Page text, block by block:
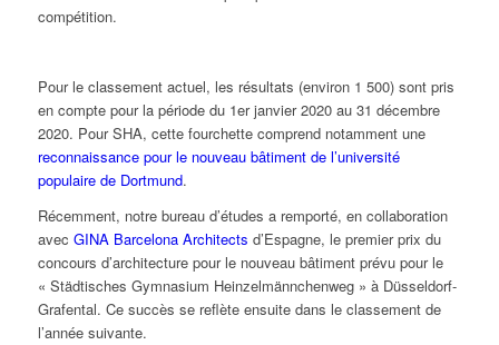
compétition.
Pour le classement actuel, les résultats (environ 1 500) sont pris
en compte pour la période du 1er janvier 2020 au 31 décembre
2020. Pour SHA, cette fourchette comprend notamment une
reconnaissance pour le nouveau bâtiment de l’université
populaire de Dortmund.
Récemment, notre bureau d’études a remporté, en collaboration
avec GINA Barcelona Architects d’Espagne, le premier prix du
concours d’architecture pour le nouveau bâtiment prévu pour le
« Städtisches Gymnasium Heinzelmännchenweg » à Düsseldorf-
Grafental. Ce succès se reflète ensuite dans le classement de
l’année suivante.